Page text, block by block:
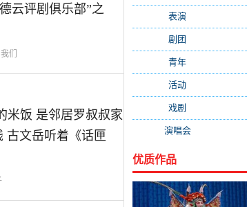
云评剧俱乐部”之
我们
米饭 是邻居罗叔叔家
古文岳听着《话匣
表演
剧团
青年
活动
戏剧
演唱会(1053)
优质作品